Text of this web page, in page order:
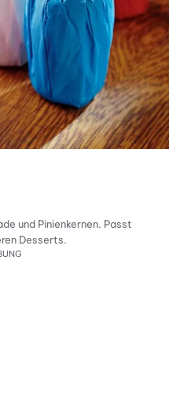
und Pinienkernen. Passt
Desserts.